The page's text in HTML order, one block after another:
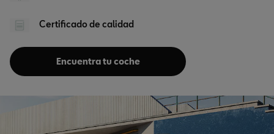
Certificado de calidad
Encuentra tu coche